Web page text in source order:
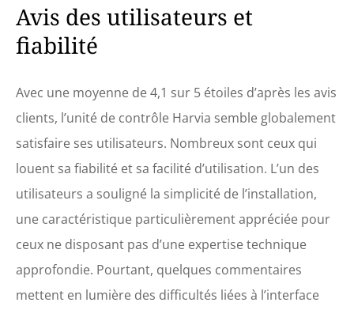
Avis des utilisateurs et
fiabilité
Avec une moyenne de 4,1 sur 5 étoiles d’après les avis
clients, l’unité de contrôle Harvia semble globalement
satisfaire ses utilisateurs. Nombreux sont ceux qui
louent sa fiabilité et sa facilité d’utilisation. L’un des
utilisateurs a souligné la simplicité de l’installation,
une caractéristique particulièrement appréciée pour
ceux ne disposant pas d’une expertise technique
approfondie. Pourtant, quelques commentaires
mettent en lumière des difficultés liées à l’interface